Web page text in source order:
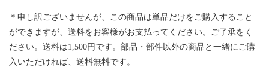
＊申し訳ございませんが、この商品は単品だけをご購入すること
ができま すが、送料をお客様がお支払ってください。ご了承をく
ださい。送料は1,500円です。 部品・部件以外の商品と一緒にご購
入いただければ、 送料無料です 。